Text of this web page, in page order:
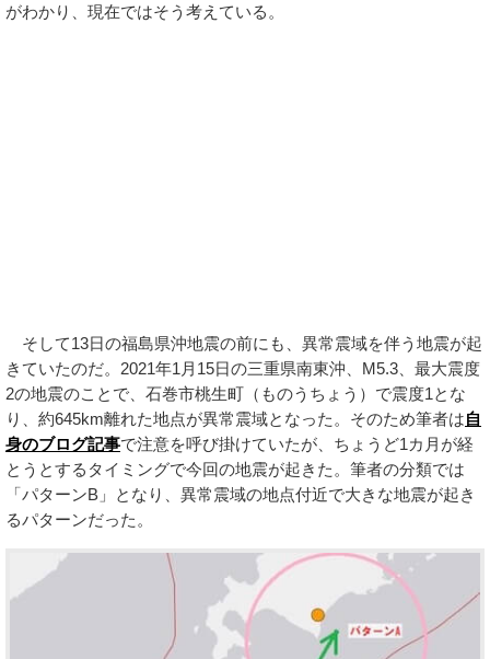
がわかり、現在ではそう考えている。
そして13日の福島県沖地震の前にも、異常震域を伴う地震が起
きていたのだ。2021年1月15日の三重県南東沖、M5.3、最大震度
2の地震のことで、石巻市桃生町（ものうちょう）で震度1とな
り、約645km離れた地点が異常震域となった。そのため筆者は自
身のブログ記事で注意を呼び掛けていたが、ちょうど1カ月が経
とうとするタイミングで今回の地震が起きた。筆者の分類では
「パターンB」となり、異常震域の地点付近で大きな地震が起き
るパターンだった。